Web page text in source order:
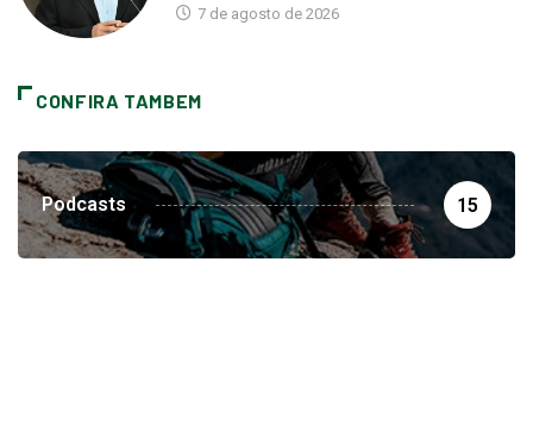
7 de agosto de 2026
CONFIRA TAMBEM
Podcasts 15